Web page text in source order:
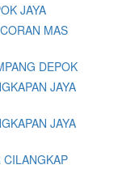
JAYA
MAS
DEPOK
JAYA
JAYA